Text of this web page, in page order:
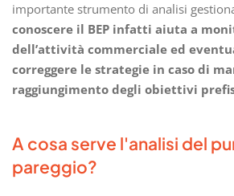
importante strumento di analisi
conoscere il BEP infatti aiuta a
dell’attività commerciale ed
correggere le strategie in caso di
raggiungimento degli obiettivi
A cosa serve l'analisi del
pareggio?